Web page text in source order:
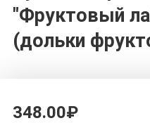
"Фруктовый
(дольки
348.00₽